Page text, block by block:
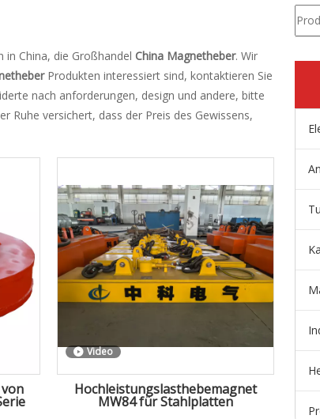
China, die Großhandel China Magnetheber. Wir
Produkten interessiert sind, kontaktieren Sie
nach anforderungen, design und andere, bitte
Ruhe versichert, dass der Preis des Gewissens,
Video
Hochleistungslasthebemagnet
MW84 für Stahlplatten